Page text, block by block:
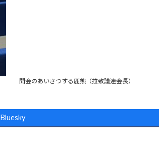
開会のあいさつする鹿熊（拉致議連会長）
Bluesky